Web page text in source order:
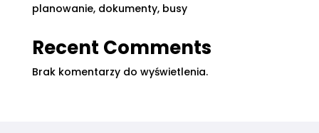
planowanie, dokumenty, busy
Recent Comments
Brak komentarzy do wyświetlenia.